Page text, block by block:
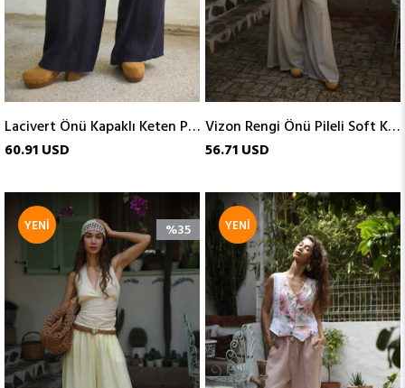
Lacivert Önü Kapaklı Keten Pantolon
60.91 USD
Vizon Rengi Önü Pileli Soft Keten Pantolon
56.71 USD
%35
YENI
ÜRÜN
YENI
ÜRÜN